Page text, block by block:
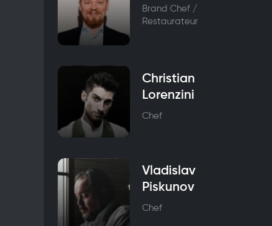
Brand Chef /
Restaurateur
Christian
Lorenzini
Chef
Vladislav
Piskunov
Chef